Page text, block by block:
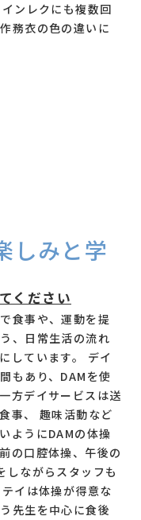
詳しく見る
詳しく見る
ンレクにも複数回
務衣の色の違いに
しみと学
ください
食事や、運動を提
、日常生活の流れ
しています。 デイ
もあり、DAMを使
方デイサービスは送
事、 趣味活動など
ようにDAMの体操
の口腔体操、午後の
しながらスタッフも
イは体操が得意な
先生を中心に食後